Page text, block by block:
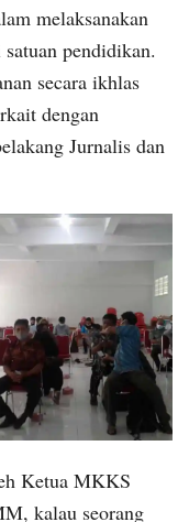
melaksanakan
pendidikan.
secara ikhlas
dengan
Jurnalis dan
Ketua MKKS
kalau seorang